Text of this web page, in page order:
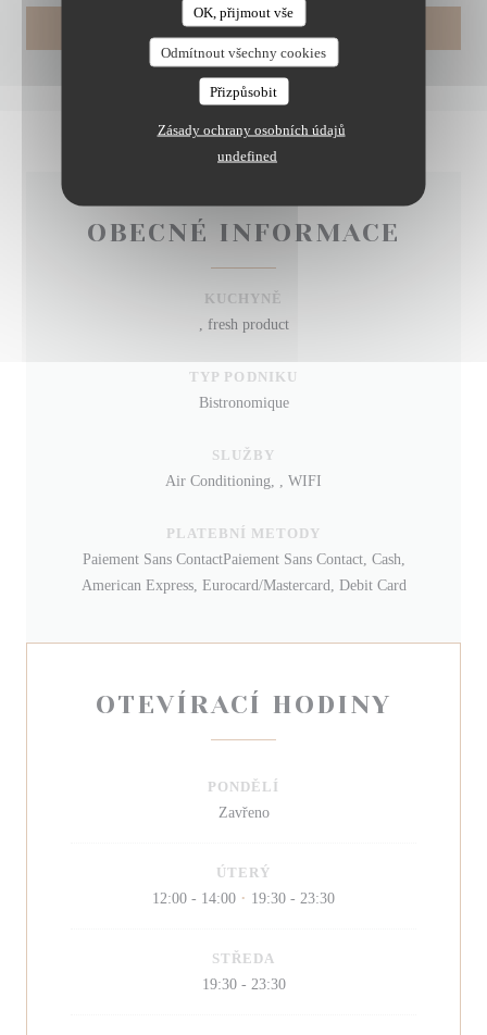
OK, přijmout vše
Odmítnout všechny cookies
Přizpůsobit
Zásady ochrany osobních údajů
undefined
OBECNÉ INFORMACE
KUCHYNĚ
, fresh product
TYP PODNIKU
Bistronomique
SLUŽBY
Air Conditioning, , WIFI
PLATEBNÍ METODY
Paiement Sans ContactPaiement Sans Contact, Cash,
American Express, Eurocard/Mastercard, Debit Card
OTEVÍRACÍ HODINY
PONDĚLÍ
Zavřeno
ÚTERÝ
12:00 - 14:00 • 19:30 - 23:30
STŘEDA
19:30 - 23:30
LA TABLE DE MAX